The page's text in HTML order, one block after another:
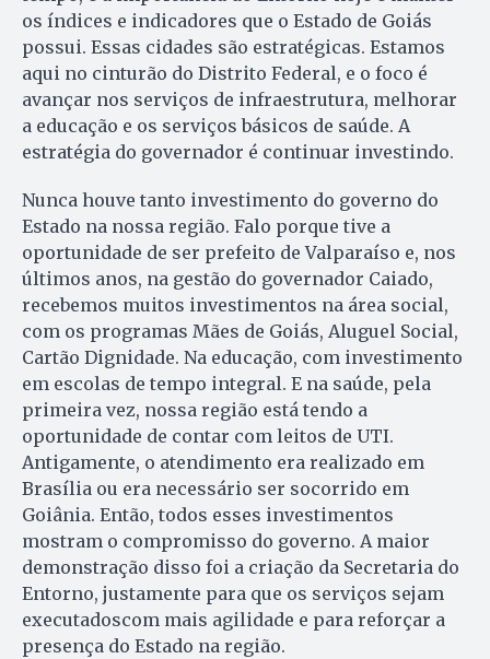
os índices e indicadores que o Estado de Goiás
possui. Essas cidades são estratégicas. Estamos
aqui no cinturão do Distrito Federal, e o foco é
avançar nos serviços de infraestrutura, melhorar
a educação e os serviços básicos de saúde. A
estratégia do governador é continuar investindo.
Nunca houve tanto investimento do governo do
Estado na nossa região. Falo porque tive a
oportunidade de ser prefeito de Valparaíso e, nos
últimos anos, na gestão do governador Caiado,
recebemos muitos investimentos na área social,
com os programas Mães de Goiás, Aluguel Social,
Cartão Dignidade. Na educação, com investimento
em escolas de tempo integral. E na saúde, pela
primeira vez, nossa região está tendo a
oportunidade de contar com leitos de UTI.
Antigamente, o atendimento era realizado em
Brasília ou era necessário ser socorrido em
Goiânia. Então, todos esses investimentos
mostram o compromisso do governo. A maior
demonstração disso foi a criação da Secretaria do
Entorno, justamente para que os serviços sejam
executadoscom mais agilidade e para reforçar a
presença do Estado na região.